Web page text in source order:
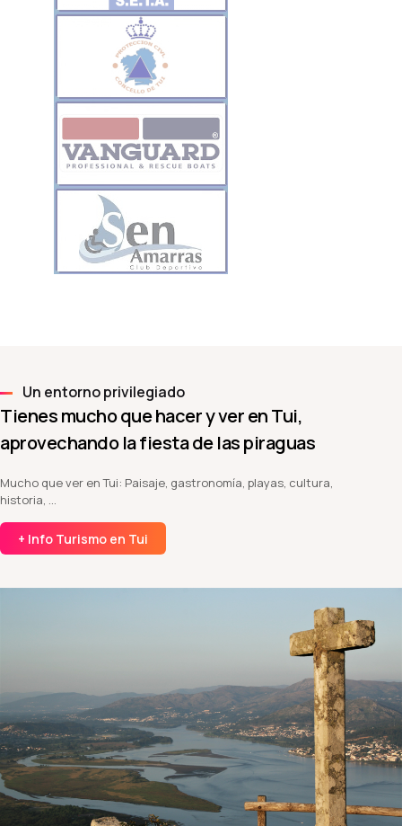
Un entorno privilegiado
Tienes mucho que hacer y ver en Tui,
aprovechando la fiesta de las piraguas
Mucho que ver en Tui: Paisaje, gastronomía, playas, cultura,
historia, ...
+ Info Turismo en Tui